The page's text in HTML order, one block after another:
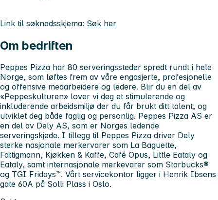
Link til søknadsskjema: Søk her
Om bedriften
Peppes Pizza har 80 serveringssteder spredt rundt i hele
Norge, som løftes frem av våre engasjerte, profesjonelle
og offensive medarbeidere og ledere. Blir du en del av
«Peppeskulturen» lover vi deg et stimulerende og
inkluderende arbeidsmiljø der du får brukt ditt talent, og
utviklet deg både faglig og personlig. Peppes Pizza AS er
en del av Dely AS, som er Norges ledende
serveringskjede. I tillegg til Peppes Pizza driver Dely
sterke nasjonale merkervarer som La Baguette,
Fattigmann, Kjøkken & Kaffe, Café Opus, Little Eataly og
Eataly, samt internasjonale merkevarer som Starbucks®
og TGI Fridays™. Vårt servicekontor ligger i Henrik Ibsens
gate 60A på Solli Plass i Oslo.